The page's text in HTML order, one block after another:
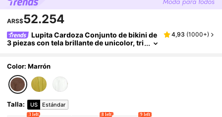
ARS$52.254
Lupita Cardoza Conjunto de bikini de
3 piezas con tela brillante de unicolor, tri
arga de malla para la playa, traje de baño par
a mujer
4,93 (1000+)
Color: Marrón
Talla: US Estándar
3 left 8 left 9 left